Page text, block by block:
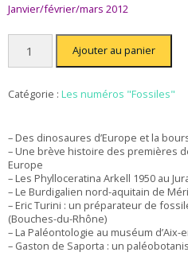
Janvier/février/mars 2012
quantité
Fossiles
Ajouter au panier
Catégorie : Les numéros "Fossiles"
– Des dinosaures d’Europe et la
– Une brève histoire des premières
Europe
– Les Phylloceratina Arkell 1950 au
– Le Burdigalien nord-aquitain de
– Eric Turini : un préparateur de
(Bouches-du-Rhône)
– La Paléontologie au muséum d’Aix-
– Gaston de Saporta : un